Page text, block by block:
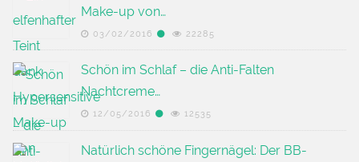
Make-up von…
03/02/2016 22285
Schön im Schlaf – die Anti-Falten
Nachtcreme…
12/05/2016 12535
Natürlich schöne Fingernägel: Der BB-